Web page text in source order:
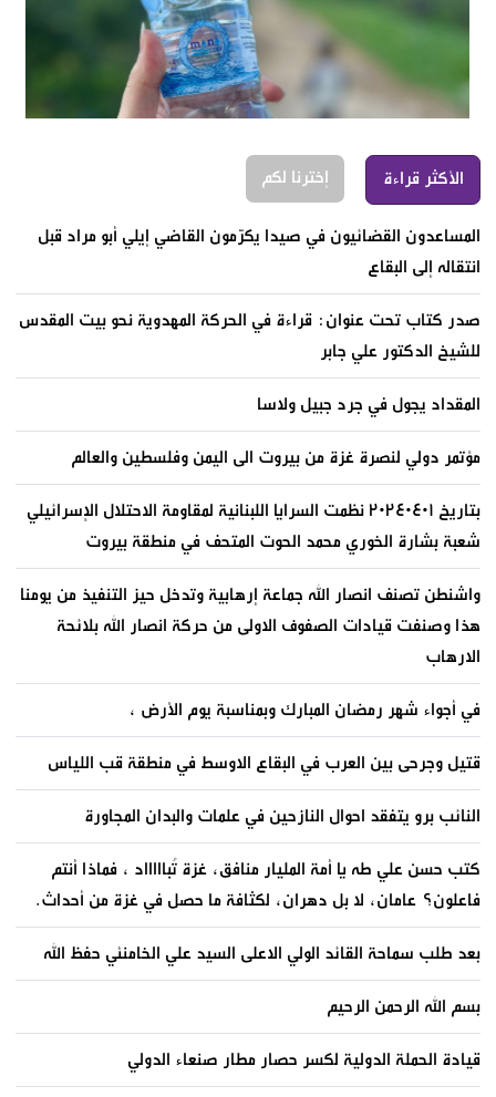
الأكثر قراءة إخترنا لكم
المساعدون القضائيون في صيدا يكرّمون القاضي إيلي أبو مراد قبل
انتقاله إلى البقاع
صدر كتاب تحت عنوان: قراءة في الحركة المهدوية نحو بيت المقدس
للشيخ الدكتور علي جابر
المقداد يجول في جرد جبيل ولاسا
مؤتمر دولي لنصرة غزة من بيروت الى اليمن وفلسطين والعالم
بتاريخ ٢٠٢٤٠٤٠١ نظمت السرايا اللبنانية لمقاومة الاحتلال الإسرائيلي
شعبة بشارة الخوري محمد الحوت المتحف في منطقة بيروت
واشنطن تصنف انصار الله جماعة إرهابية وتدخل حيز التنفيذ من يومنا
هذا وصنفت قيادات الصفوف الاولى من حركة انصار الله بلائحة
الارهاب
في أجواء شهر رمضان المبارك وبمناسبة يوم الأرض ،
قتيل وجرحى بين العرب في البقاع الاوسط في منطقة قب اللياس
النائب برو يتفقد احوال النازحين في علمات والبدان المجاورة
كتب حسن علي طه يا أمة المليار منافق، غزة تُباااااد ، فماذا أنتم
فاعلون؟ عامان، لا بل دهران، لكثافة ما حصل في غزة من أحداث.
بعد طلب سماحة القائد الولي الاعلى السيد علي الخامنئي حفظ الله
بسم الله الرحمن الرحيم
قيادة الحملة الدولية لكسر حصار مطار صنعاء الدولي